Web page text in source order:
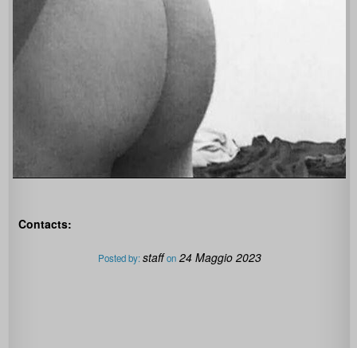
Contacts:
Posted by:staff on 24 Maggio 2023